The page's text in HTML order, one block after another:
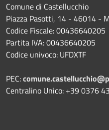
Comune di Castellucchio
Piazza Pasotti, 14 - 46014 -
Codice Fiscale: 00436640205
Partita IVA: 00436640205
Codice univoco: UFDXTF
PEC:
Centralino Unico: +39 0376